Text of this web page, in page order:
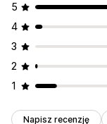
5
4
3
2
1
Napisz recenzję